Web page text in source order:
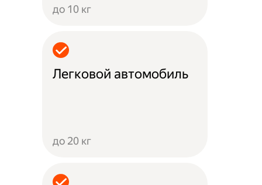
до 10 кг
Легковой автомобиль
до 20 кг